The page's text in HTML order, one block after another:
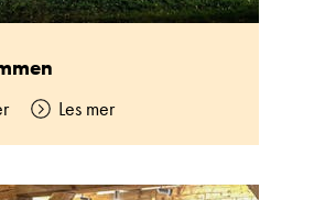
Les mer